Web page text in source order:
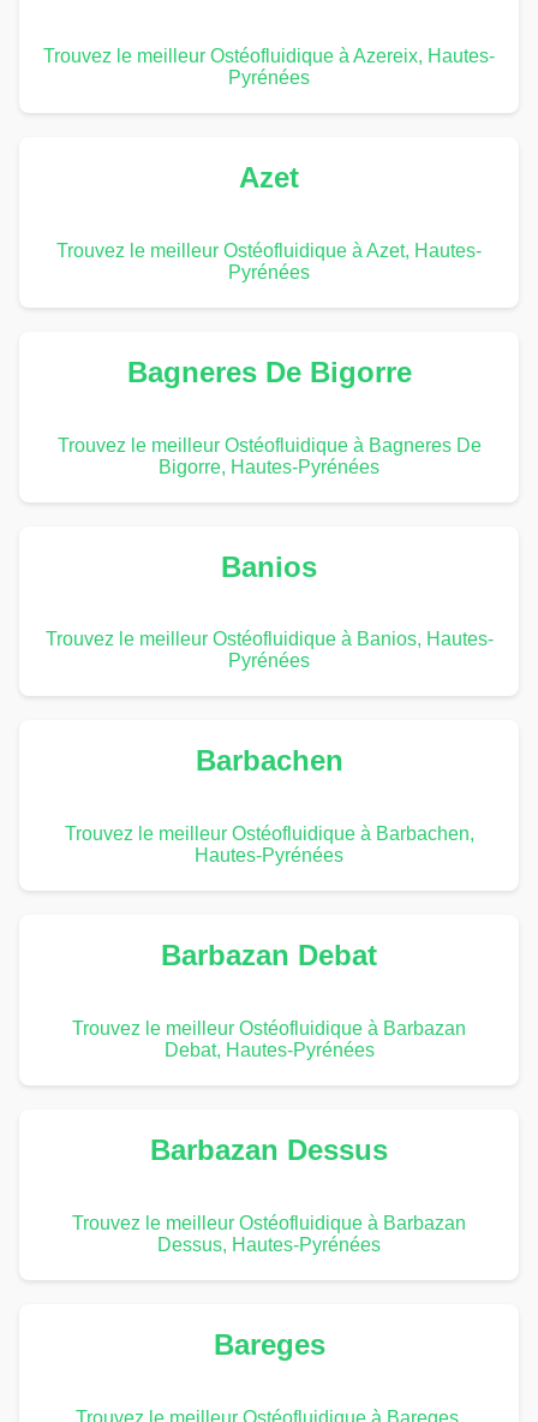
Trouvez le meilleur Ostéofluidique à Azereix, Hautes-
Pyrénées
Azet
Trouvez le meilleur Ostéofluidique à Azet, Hautes-
Pyrénées
Bagneres De Bigorre
Trouvez le meilleur Ostéofluidique à Bagneres De
Bigorre, Hautes-Pyrénées
Banios
Trouvez le meilleur Ostéofluidique à Banios, Hautes-
Pyrénées
Barbachen
Trouvez le meilleur Ostéofluidique à Barbachen,
Hautes-Pyrénées
Barbazan Debat
Trouvez le meilleur Ostéofluidique à Barbazan
Debat, Hautes-Pyrénées
Barbazan Dessus
Trouvez le meilleur Ostéofluidique à Barbazan
Dessus, Hautes-Pyrénées
Bareges
Trouvez le meilleur Ostéofluidique à Bareges,